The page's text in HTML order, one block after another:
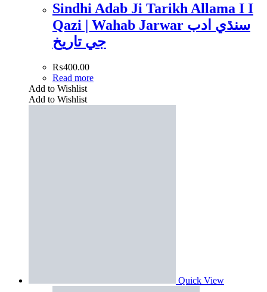
Sindhi Adab Ji Tarikh Allama I I
Qazi | Wahab Jarwar سنڌي ادب
جي تاريخ
₨400.00
Read more
Add to Wishlist
Add to Wishlist
Quick View